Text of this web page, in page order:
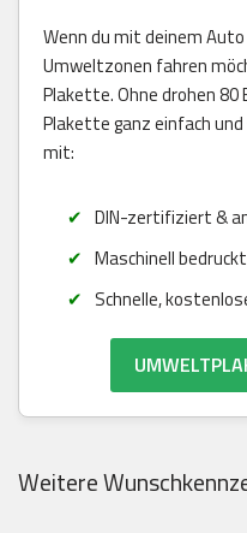
Wenn du mit deinem
Umweltzonen fahren
Plakette. Ohne drohen 80
Plakette ganz einfach
mit:
DIN-zertifiziert &
Maschinell
Schnelle,
Weitere